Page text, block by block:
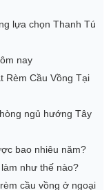
lựa chọn Thanh Tú
nay
Rèm Cầu Vồng Tại
ngủ hướng Tây
bao nhiêu năm?
như thế nào?
cầu vồng ở ngoại